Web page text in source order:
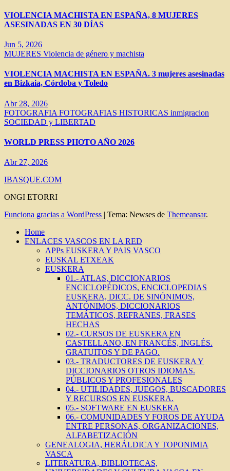
VIOLENCIA MACHISTA EN ESPAÑA, 8 MUJERES
ASESINADAS EN 30 DÍAS
Jun 5, 2026
MUJERES Violencia de género y machista
VIOLENCIA MACHISTA EN ESPAÑA. 3 mujeres asesinadas
en Bizkaia, Córdoba y Toledo
Abr 28, 2026
FOTOGRAFIA FOTOGRAFIAS HISTORICAS inmigracion
SOCIEDAD y LIBERTAD
WORLD PRESS PHOTO AÑO 2026
Abr 27, 2026
IBASQUE.COM
ONGI ETORRI
Funciona gracias a WordPress | Tema: Newses de Themeansar.
Home
ENLACES VASCOS EN LA RED
APPs EUSKERA Y PAIS VASCO
EUSKAL ETXEAK
EUSKERA
01.- ATLAS, DICCIONARIOS
ENCICLOPÉDICOS, ENCICLOPEDIAS
EUSKERA, DICC. DE SINÓNIMOS,
ANTÓNIMOS, DICCIONARIOS
TEMÁTICOS, REFRANES, FRASES
HECHAS
02.- CURSOS DE EUSKERA EN
CASTELLANO, EN FRANCÉS, INGLÉS.
GRATUITOS Y DE PAGO.
03.- TRADUCTORES DE EUSKERA Y
DICCIONARIOS OTROS IDIOMAS.
PÚBLICOS Y PROFESIONALES
04.- UTILIDADES, JUEGOS, BUSCADORES
Y RECURSOS EN EUSKERA.
05.- SOFTWARE EN EUSKERA
06.- COMUNIDADES Y FOROS DE AYUDA
ENTRE PERSONAS, ORGANIZACIONES,
ALFABETIZACIÓN
GENEALOGIA, HERÁLDICA Y TOPONIMIA
VASCA
LITERATURA, BIBLIOTECAS,